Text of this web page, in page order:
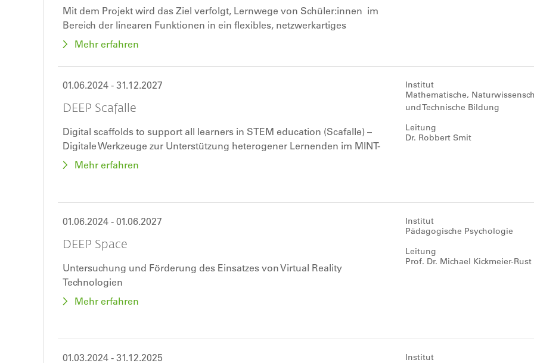
Mit dem Projekt wird das Ziel verfolgt, Lernwege von Schüler:innen im
Bereich der linearen Funktionen in ein flexibles, netzwerkartiges
Kompetenzmodell zu integrieren und auf dieser Basis ein digitales
gestellt wird.
Mehr erfahren
01.06.2024 - 31.12.2027
DEEP Scafalle
Digital scaffolds to support all learners in STEM education (Scafalle) –
Digitale Werkzeuge zur Unterstützung heterogener Lernenden im MINT-
Unterricht
Mehr erfahren
Institut
Mathematische,
und Technische Bildung
Leitung
Dr. Robbert Smit
01.06.2024 - 01.06.2027
DEEP Space
Untersuchung und Förderung des Einsatzes von Virtual Reality
Technologien
Mehr erfahren
Institut
Pädagogische Psychologie
Leitung
Prof. Dr. Michael Kickmeier-Rust
01.03.2024 - 31.12.2025
Institut